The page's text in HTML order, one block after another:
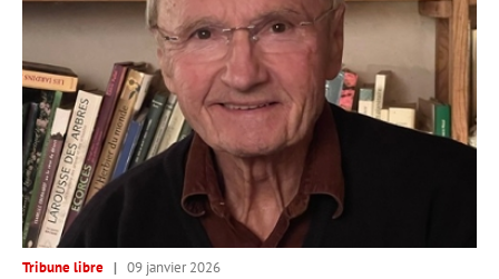
Tribune libre 09 janvier 2026